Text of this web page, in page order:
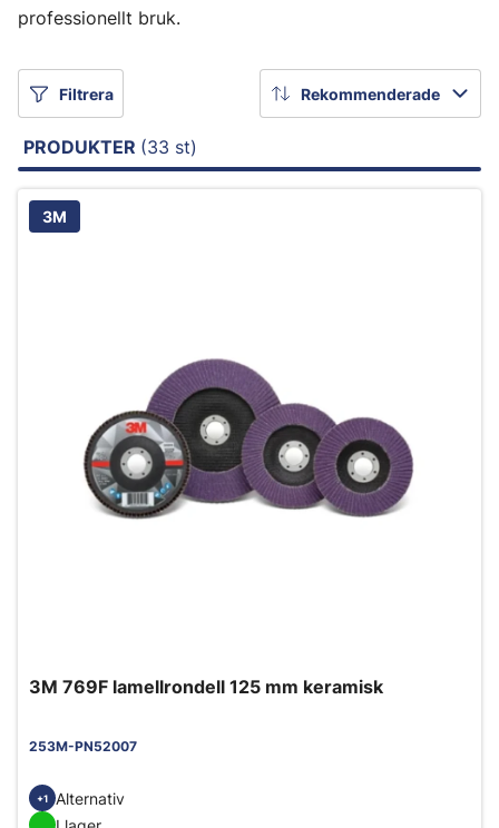
professionellt bruk.
Filtrera Rekommenderade
PRODUKTER (33 st)
3M
3M 769F lamellrondell 125 mm keramisk
253M-PN52007
+1
Alternativ